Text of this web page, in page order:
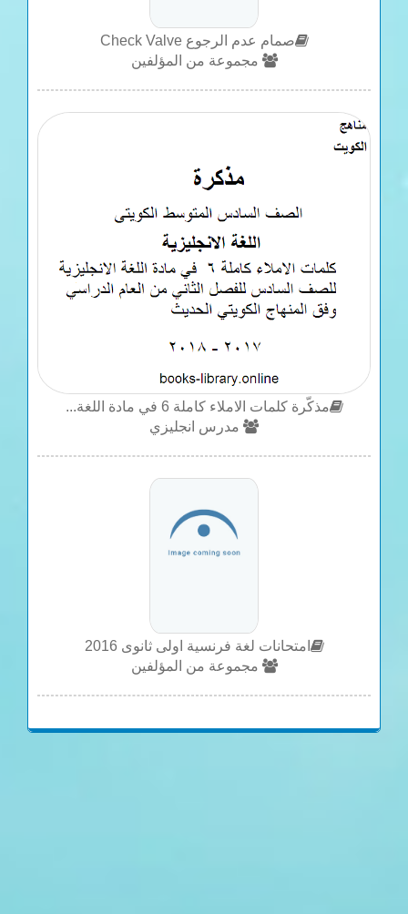
صمام عدم الرجوع Check Valve
مجموعة من المؤلفين
مذكّرة كلمات الاملاء كاملة 6 في مادة اللغة...
مدرس انجليزي
امتحانات لغة فرنسية اولى ثانوى 2016
مجموعة من المؤلفين